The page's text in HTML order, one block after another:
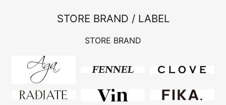
STORE BRAND / LABEL
STORE BRAND